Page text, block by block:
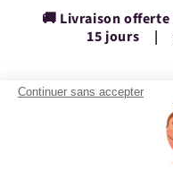
Continuer sans accepter
🚚 Livraison
15 jours |